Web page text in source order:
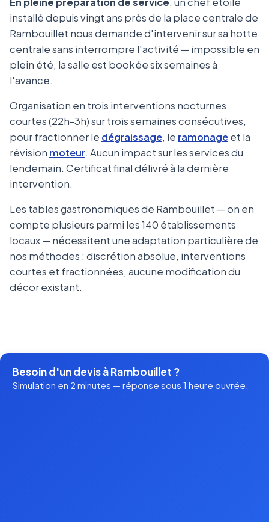
installé depuis vingt ans près de la place centrale de
Rambouillet nous demande d'intervenir sur sa hotte
centrale sans interrompre l'activité — impossible en
plein été, la salle est bookée six semaines à
l'avance.
Organisation en trois interventions nocturnes
courtes (22h-3h) sur trois semaines consécutives,
pour fractionner le dégraissage, le ramonageet la
révision moteur. Aucun impact sur les services du
lendemain. Certificat final délivré à la dernière
intervention.
Les tables gastronomiques de Rambouillet — on en
compte plusieurs parmi les 140 établissements
locaux — nécessitent une adaptation particulière de
nos méthodes : discrétion absolue, interventions
courtes et fractionnées, aucune modification du
décor existant.
Besoin d'un devis à Rambouillet ?
Simulation en 2 minutes — réponse sous 1 heure ouvrée.